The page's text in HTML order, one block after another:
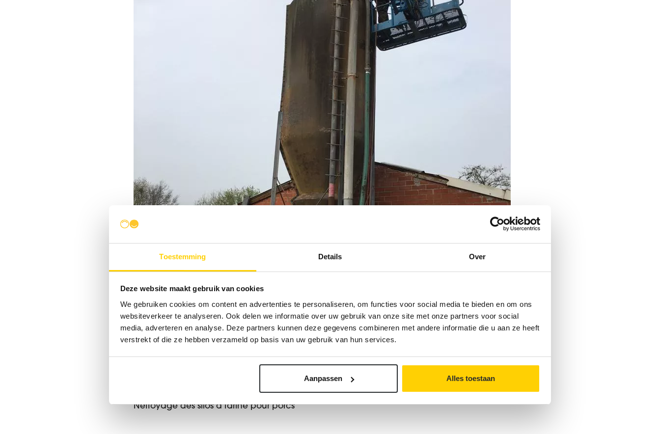
Toestemming Details Over
Deze website maakt gebruik van cookies
We gebruiken cookies om content en advertenties te personaliseren, om functies voor social media te bieden en om ons
websiteverkeer te analyseren. Ook delen we informatie over uw gebruik van onze site met onze partners voor social
media, adverteren en analyse. Deze partners kunnen deze gegevens combineren met andere informatie die u aan ze heeft
verstrekt of die ze hebben verzameld op basis van uw gebruik van hun services.
Aanpassen Alles toestaan
Nettoyage des silos à farine pour porcs